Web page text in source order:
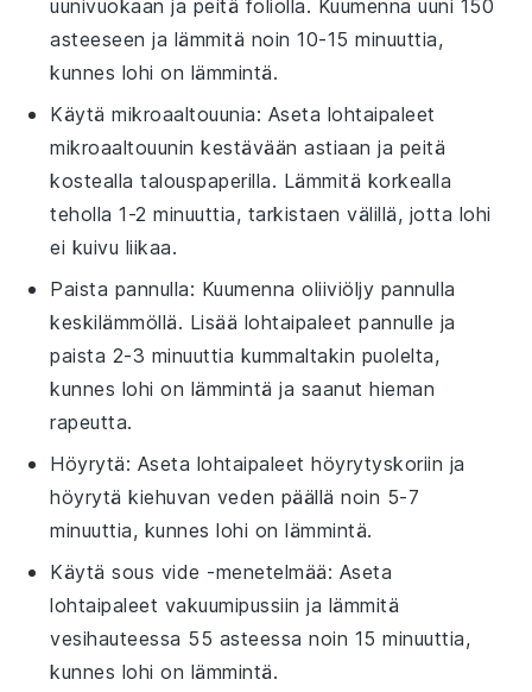
uunivuokaan ja peitä foliolla. Kuumenna uuni 150
asteeseen ja lämmitä noin 10-15 minuuttia,
kunnes lohi on lämmintä.
Käytä mikroaaltouunia: Aseta lohtaipaleet
mikroaaltouunin kestävään astiaan ja peitä
kostealla talouspaperilla. Lämmitä korkealla
teholla 1-2 minuuttia, tarkistaen välillä, jotta lohi
ei kuivu liikaa.
Paista pannulla: Kuumennaoliiviöljy pannulla
keskilämmöllä. Lisää lohtaipaleet pannulle ja
paista 2-3 minuuttia kummaltakin puolelta,
kunnes lohi on lämmintä ja saanut hieman
rapeutta.
Höyrytä: Aseta lohtaipaleet höyrytyskoriin ja
höyrytä kiehuvan veden päällä noin 5-7
minuuttia, kunneslohi on lämmintä.
Käytä sous vide -menetelmää: Aseta
lohtaipaleet vakuumipussiin ja lämmitä
vesihauteessa 55 asteessa noin 15 minuuttia,
kunnes lohi on lämmintä.